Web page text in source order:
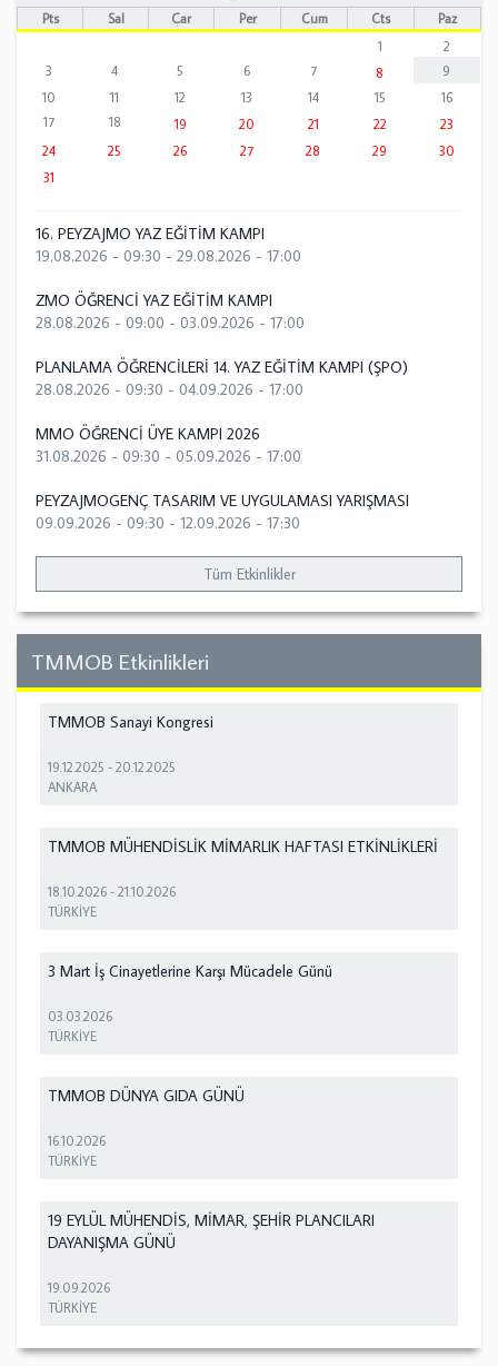
Pts Sal Çar Per Cum Cts
Paz
1
2
3
4 5 6 7 8
9
10
11 12 13 14 15
16
17
18 19 20 21 22
23
24
25 26 27 28 29
30
31
16. PEYZAJMO YAZ EĞİTİM KAMPI
19.08.2026 - 09:30 - 29.08.2026 - 17:00
ZMO ÖĞRENCİ YAZ EĞİTİM KAMPI
28.08.2026 - 09:00 - 03.09.2026 - 17:00
PLANLAMA ÖĞRENCİLERİ 14. YAZ EĞİTİM KAMPI (ŞPO)
28.08.2026 - 09:30 - 04.09.2026 - 17:00
MMO ÖĞRENCİ ÜYE KAMPI 2026
31.08.2026 - 09:30 - 05.09.2026 - 17:00
PEYZAJMOGENÇ TASARIM VE UYGULAMASI YARIŞMASI
09.09.2026 - 09:30 - 12.09.2026 - 17:30
Tüm Etkinlikler
TMMOB Etkinlikleri
TMMOB Sanayi Kongresi
19.12.2025 -20.12.2025
ANKARA
TMMOB MÜHENDİSLİK MİMARLIK HAFTASI ETKİNLİKLERİ
18.10.2026 -21.10.2026
TÜRKİYE
3 Mart İş Cinayetlerine Karşı Mücadele Günü
03.03.2026
TÜRKİYE
TMMOB DÜNYA GIDA GÜNÜ
16.10.2026
TÜRKİYE
19 EYLÜL MÜHENDİS, MİMAR, ŞEHİR PLANCILARI
DAYANIŞMA GÜNÜ
19.09.2026
TÜRKİYE